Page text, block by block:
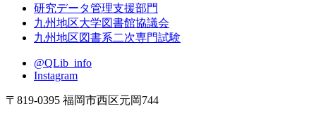
研究データ管理支援部門
九州地区大学図書館協議会
九州地区図書系二次専門試験
@QLib_info
Instagram
〒819-0395 福岡市西区元岡744